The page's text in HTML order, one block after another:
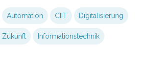
Automation CIIT Digitalisierung
Zukunft Informationstechnik